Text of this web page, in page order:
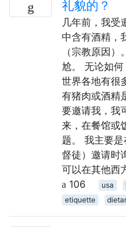
礼貌的？
几年前，我受
中含有酒精，
（宗教原因
尬。 无论如
世界各地有很
有猪肉或酒精
要邀请我，我
来，在餐馆或
题。 我主要
督徒）邀请时
可以在其他西
106
usa
etiquette